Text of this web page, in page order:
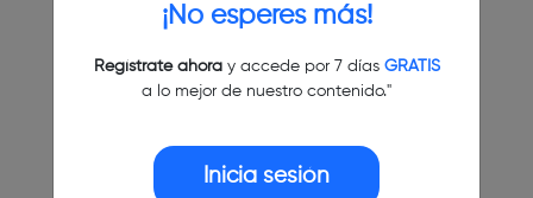
¡No esperes más!
Regístrate ahoray accede por 7 días GRATIS
a lo mejor de nuestro contenido."
Inicia sesión